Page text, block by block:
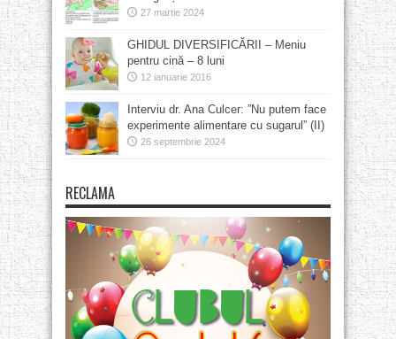
27 martie 2024
GHIDUL DIVERSIFICĂRII – Meniu
pentru cină – 8 luni
12 ianuarie 2016
Interviu dr. Ana Culcer: ”Nu putem face
experimente alimentare cu sugarul” (II)
26 septembrie 2024
RECLAMA